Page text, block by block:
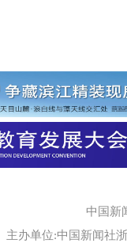
中国新
主办单位:中国新闻社